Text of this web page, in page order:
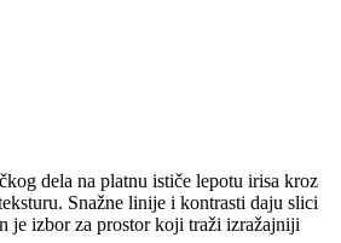
dela na platnu ističe lepotu irisa kroz
Snažne linije i kontrasti daju slici
je izbor za prostor koji traži izražajniji